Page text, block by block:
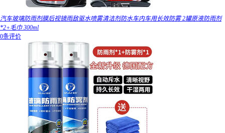
汽车玻璃防雨剂膜后视镜雨敌驱水喷雾清洁剂防水车内车用长效防雾 2罐原液防雨剂
*2+毛巾 300ml
0条评价